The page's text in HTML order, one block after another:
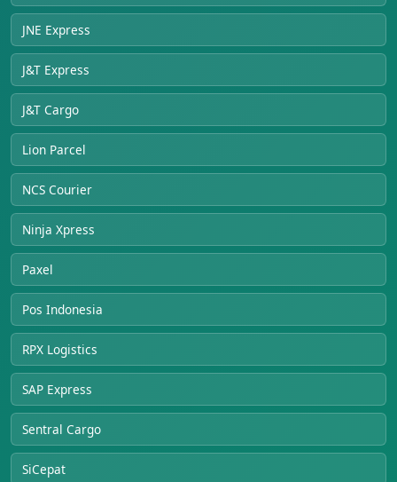
JNE Express
J&T Express
J&T Cargo
Lion Parcel
NCS Courier
Ninja Xpress
Paxel
Pos Indonesia
RPX Logistics
SAP Express
Sentral Cargo
SiCepat